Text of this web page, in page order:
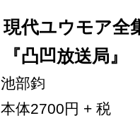
現代ユウモア全
『凸凹放送局
池部鈞
本体2700円 + 税